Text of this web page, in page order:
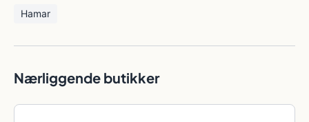
Hamar
Nærliggende butikker